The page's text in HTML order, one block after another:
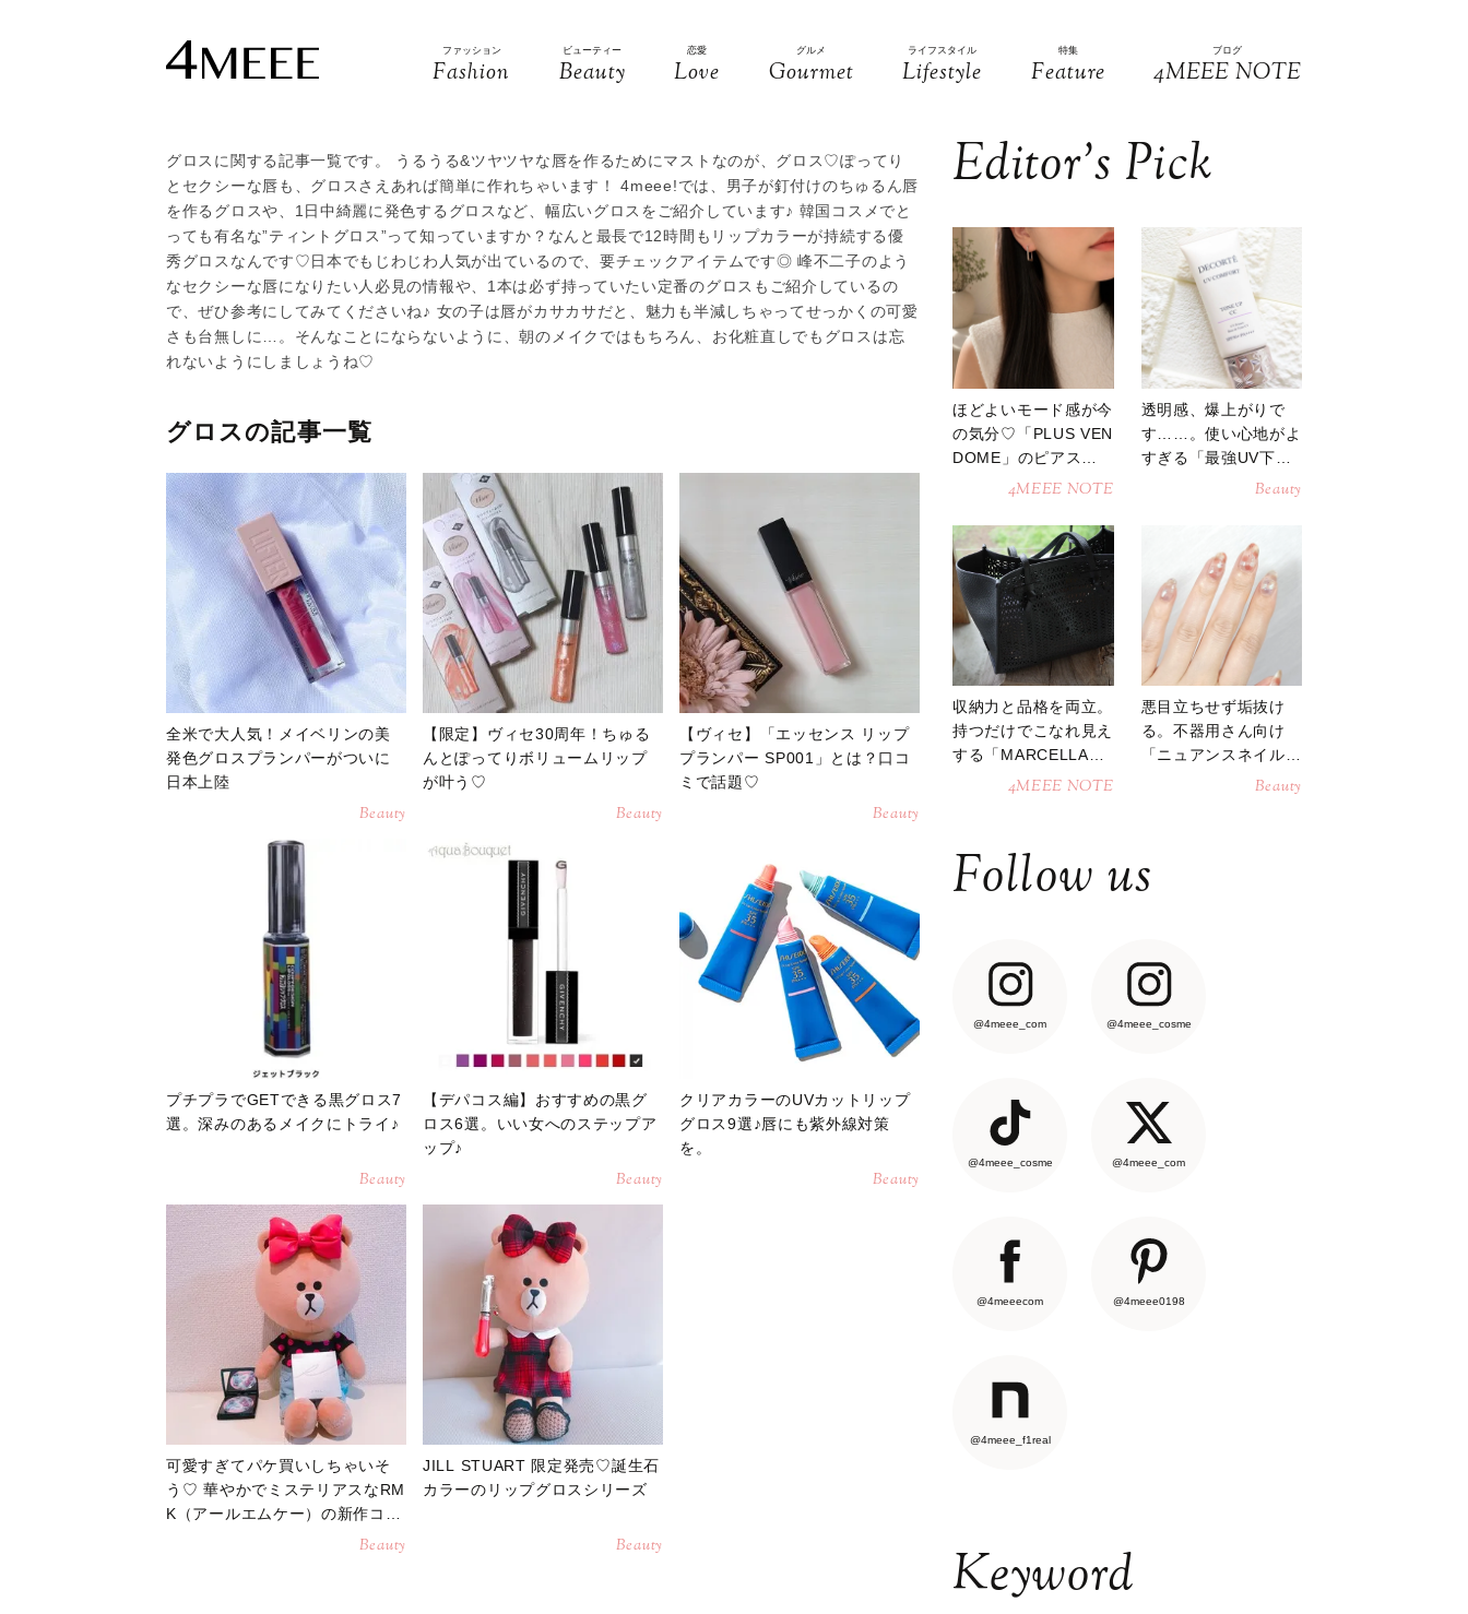
ファッション
Fashion
ビューティー
Beauty
恋愛
Love
グルメ
Gourmet
ライフスタイル
Lifestyle
特集
Feature
ブログ
4MEEE NOTE
グロスに関する記事一覧です。 うるうる&ツヤツヤな唇を作るためにマストなのが、グロス♡ぽってり
とセクシーな唇も、グロスさえあれば簡単に作れちゃいます！ 4meee!では、男子が釘付けのちゅるん唇
を作るグロスや、1日中綺麗に発色するグロスなど、幅広いグロスをご紹介しています♪ 韓国コスメでと
っても有名な”ティントグロス”って知っていますか？なんと最長で12時間もリップカラーが持続する優
秀グロスなんです♡日本でもじわじわ人気が出ているので、要チェックアイテムです◎ 峰不二子のよう
なセクシーな唇になりたい人必見の情報や、1本は必ず持っていたい定番のグロスもご紹介しているの
で、ぜひ参考にしてみてくださいね♪ 女の子は唇がカサカサだと、魅力も半減しちゃってせっかくの可愛
さも台無しに…。そんなことにならないように、朝のメイクではもちろん、お化粧直しでもグロスは忘
れないようにしましょうね♡
グロスの記事一覧
全米で大人気！メイベリンの美
発色グロスプランパーがついに
日本上陸
Beauty
【限定】ヴィセ30周年！ちゅる
んとぽってりボリュームリップ
が叶う♡
Beauty
【ヴィセ】「エッセンス リップ
プランパー SP001」とは？口コ
ミで話題♡
Beauty
プチプラでGETできる黒グロス7
選。深みのあるメイクにトライ♪
Beauty
【デパコス編】おすすめの黒グ
ロス6選。いい女へのステップア
ップ♪
Beauty
クリアカラーのUVカットリップ
グロス9選♪唇にも紫外線対策
を。
Beauty
可愛すぎてパケ買いしちゃいそ
う♡ 華やかでミステリアスなRM
K（アールエムケー）の新作コス
Beauty
JILL STUART 限定発売♡誕生石
カラーのリップグロスシリーズ
Beauty
Editor’s Pick
ほどよいモード感が今
の気分♡「PLUS VEN
DOME」のピアスが
4MEEE NOTE
透明感、爆上がりで
す……。使い心地がよ
すぎる「最強UV下
Beauty
収納力と品格を両立。
持つだけでこなれ見え
する「MARCELLAト
ートバッグ」4MEEE NOTE
悪目立ちせず垢抜け
る。不器用さん向け
「ニュアンスネイル」
Beauty
Follow us
@4meee_com @4meee_cosme
@4meee_cosme @4meee_com
@4meeecom @4meee0198
@4meee_f1real
Keyword